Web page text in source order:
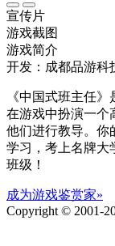
宣传片
游戏截图
游戏简介
开发：成都品游科
《中国式班主任
在游戏中扮演一个
他们进行教导。你
学习，考上名牌大
班级！
成为游戏鉴赏家»
Copyright © 2001-